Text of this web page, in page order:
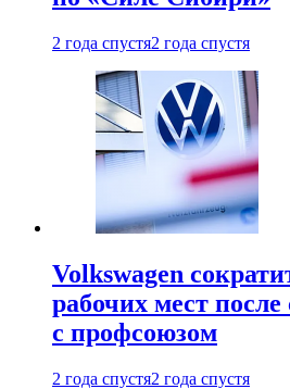
2 года спустя2 года спустя
Volkswagen
рабочих мест
с профсоюзом
2 года спустя2 года спустя